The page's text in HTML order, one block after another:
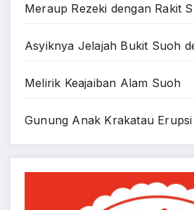
Meraup Rezeki dengan Rakit
Asyiknya Jelajah Bukit Suoh
Melirik Keajaiban Alam Suoh
Gunung Anak Krakatau Erupsi